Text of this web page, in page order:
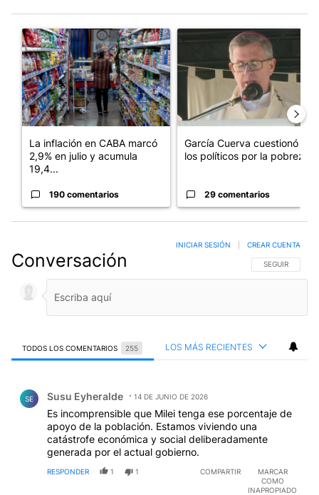
Un artículo de tendencia con el título "La inflación en CABA
La inflación en CABA marcó
2,9% en julio y acumula
19,4...
190 comentarios
Un artículo de tendencia con
García Cuerva cuestionó a
los políticos por la pobreza
29 comentarios
Conversación SIGA ESTA
SEGUIR
INICIAR SESIÓN CREAR CUENTA
TODOS LOS COMENTARIOS 255 LOS MÁS RECIENTES
SE Susu Eyheralde 14 DE JUNIO DE 2026
Es incomprensible que Milei tenga ese porcentaje de
apoyo de la población. Estamos viviendo una
catástrofe económica y social deliberadamente
generada por el actual gobierno.
RESPONDER 1 1 COMPARTIR
MARCAR
COMO
INAPROPIADO